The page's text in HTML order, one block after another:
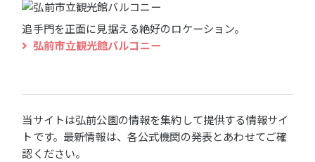
追手門を正面に見据える絶好のロケーション。
弘前市立観光館バルコニー
当サイトは弘前公園の情報を集約して提供する情報サイ
トです。最新情報は、各公式機関の発表とあわせてご確
認ください。